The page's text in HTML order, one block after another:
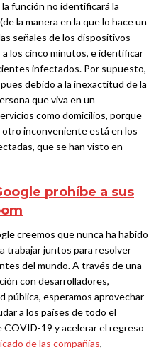
función no identificará la
la manera en la que lo hace un
señales de los dispositivos
los cinco minutos, e identificar
infectados. Por supuesto,
debido a la inexactitud de la
que viva en un
como domicilios, porque
otro inconveniente está en los
que se han visto en
prohíbe a sus
creemos que nunca ha habido
trabajar juntos para resolver
del mundo. A través de una
con desarrolladores,
pública, esperamos aprovechar
a los países de todo el
COVID-19 y acelerar el regreso
de las compañías,